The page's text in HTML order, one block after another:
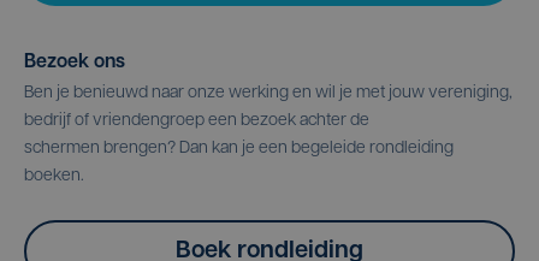
Bezoek ons
Ben je benieuwd naar onze werking en wil je met jouw vereniging,
bedrijf of vriendengroep een bezoek achter de
schermen brengen? Dan kan je een begeleide rondleiding
boeken.
Boek rondleiding